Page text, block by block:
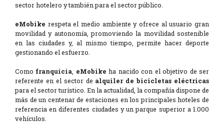
sector hotelero y también para el sector público.
eMobike respeta el medio ambiente y ofrece al usuario gran
movilidad y autonomía, promoviendo la movilidad sostenible
en las ciudades y, al mismo tiempo, permite hacer deporte
gestionando el esfuerzo.
Como franquicia, eMobike ha nacido con el objetivo de ser
referente en el sector de alquiler de bicicletas eléctricas
para el sector turístico. En la actualidad, la compañía dispone de
más de un centenar de estaciones en los principales hoteles de
referencia en diferentes ciudades y un parque superior a 1.000
vehículos.